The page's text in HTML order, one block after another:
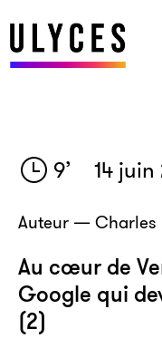
9’ 14 juin
Auteur — Charles
Au cœur de
Google qui
(2)